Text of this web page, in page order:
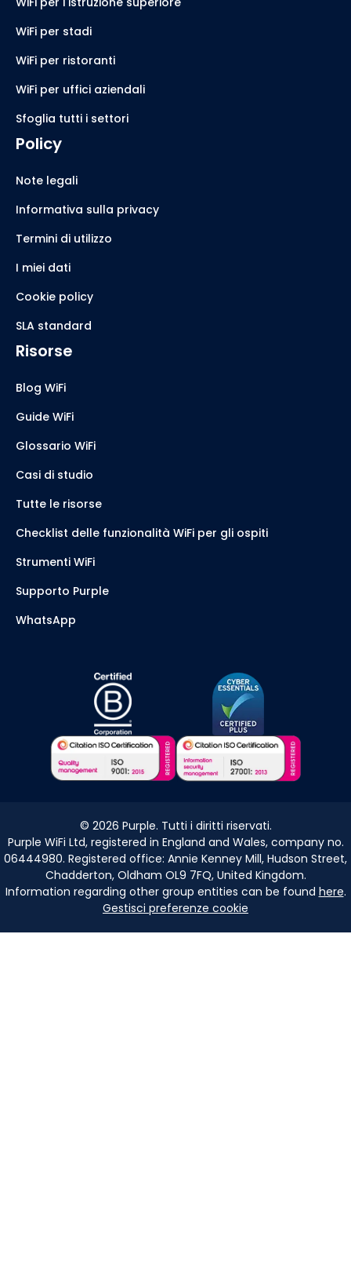
WiFi per stadi
WiFi per ristoranti
WiFi per uffici aziendali
Sfoglia tutti i settori
Policy
Note legali
Informativa sulla privacy
Termini di utilizzo
I miei dati
Cookie policy
SLA standard
Risorse
Blog WiFi
Guide WiFi
Glossario WiFi
Casi di studio
Tutte le risorse
Checklist delle funzionalità WiFi per gli ospiti
Strumenti WiFi
Supporto Purple
WhatsApp
© 2026 Purple. Tutti i diritti riservati.
Purple WiFi Ltd, registered in England and Wales, company no.
06444980. Registered office: Annie Kenney Mill, Hudson Street,
Chadderton, Oldham OL9 7FQ, United Kingdom.
Information regarding other group entities can be found here.
Gestisci preferenze cookie